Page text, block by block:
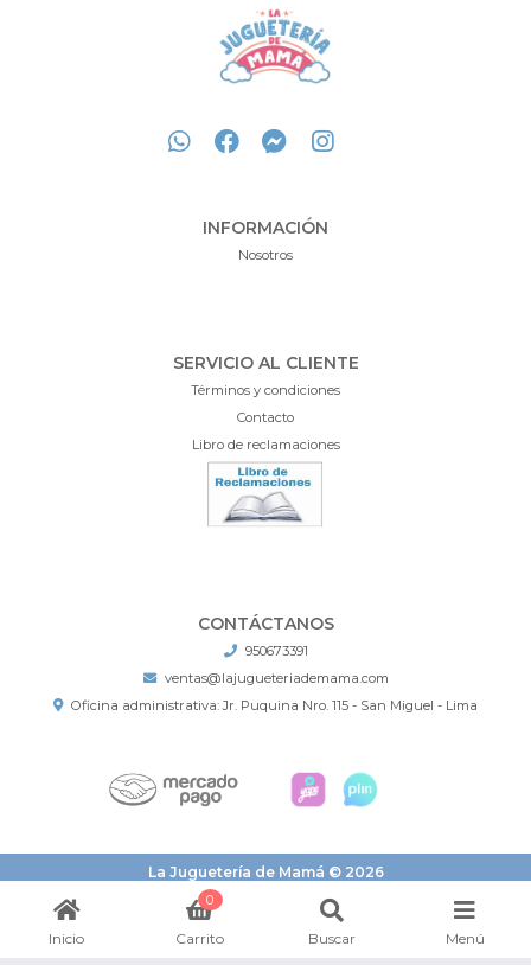
INFORMACIÓN
Nosotros
SERVICIO AL CLIENTE
Términos y condiciones
Contacto
Libro de reclamaciones
CONTÁCTANOS
950673391
ventas@lajugueteriademama.com
Oficina administrativa: Jr. Puquina Nro. 115 - San Miguel - Lima
La Juguetería de Mamá © 2026
¿Te gusta mi tienda? Yo vendo con
Inicio
0
Carrito Buscar Menú